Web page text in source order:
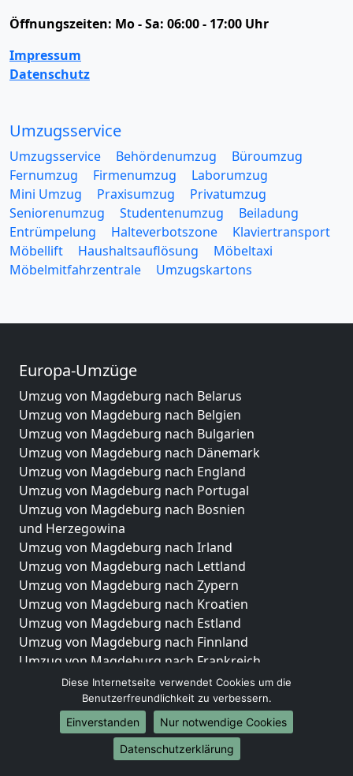
Öffnungszeiten: Mo - Sa: 06:00 - 17:00 Uhr
Impressum
Datenschutz
Umzugsservice
Umzugsservice Behördenumzug
Büroumzug
Fernumzug
Firmenumzug
Laborumzug
Mini Umzug
Praxisumzug
Privatumzug
Seniorenumzug
Studentenumzug
Beiladung
Entrümpelung
Halteverbotszone
Klaviertransport
Möbellift
Haushaltsauflösung
Möbeltaxi
Möbelmitfahrzentrale
Umzugskartons
Europa-Umzüge
Umzug von Magdeburg nach Belarus
Umzug von Magdeburg nach Belgien
Umzug von Magdeburg nach Bulgarien
Umzug von Magdeburg nach Dänemark
Umzug von Magdeburg nach England
Umzug von Magdeburg nach Portugal
Umzug von Magdeburg nach Bosnien
und Herzegowina
Umzug von Magdeburg nach Irland
Umzug von Magdeburg nach Lettland
Umzug von Magdeburg nach Zypern
Umzug von Magdeburg nach Kroatien
Umzug von Magdeburg nach Estland
Umzug von Magdeburg nach Finnland
Umzug von Magdeburg nach Frankreich
Umzug von Magdeburg nach Griechenland
Umzug von Magdeburg nach Italien
Umzug von Magdeburg nach Liechtenstein
Umzug von Magdeburg nach Luxemburg
Umzug von Magdeburg nach Niederlande
Diese Internetseite verwendet Cookies um die
Benutzerfreundlichkeit zu verbessern.
Einverstanden
Nur notwendige Cookies
Datenschutzerklärung